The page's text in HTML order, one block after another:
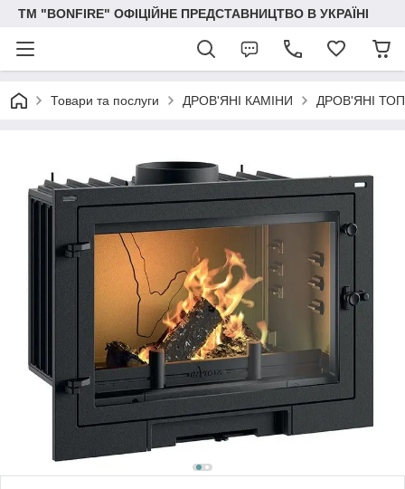
ТМ "BONFIRE" ОФІЦІЙНЕ ПРЕДСТАВНИЦТВО В УКРАЇНІ
Товари та послуги ДРОВ'ЯНІ КАМІНИ ДРОВ'ЯНІ